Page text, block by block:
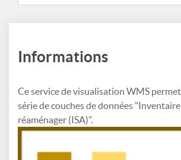
Informations
Ce service de visualisation WMS
série de couches de données "Inventaire
réaménager (ISA)".